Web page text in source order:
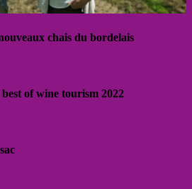
chais du bordelais
of wine tourism 2022